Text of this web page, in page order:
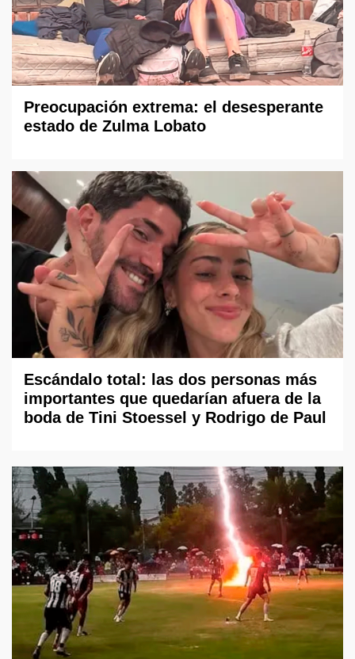
Preocupación extrema: el desesperante
estado de Zulma Lobato
Escándalo total: las dos personas más
importantes que quedarían afuera de la
boda de Tini Stoessel y Rodrigo de Paul